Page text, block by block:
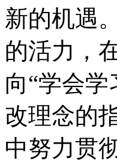
新的机遇
的活力，
向“学会
改理念的
中努力贯